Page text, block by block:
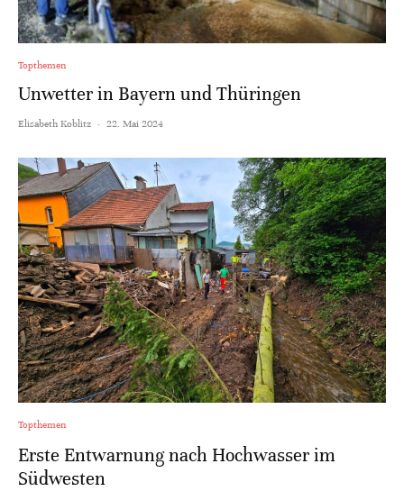
Topthemen
Unwetter in Bayern und Thüringen
Elisabeth Koblitz · 22. Mai 2024
Topthemen
Erste Entwarnung nach Hochwasser im
Südwesten